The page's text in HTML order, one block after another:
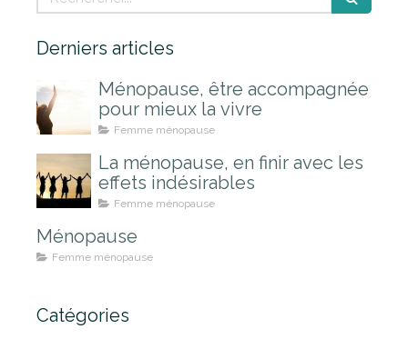
Derniers articles
Ménopause, être accompagnée
pour mieux la vivre
Femme ménopause
La ménopause, en finir avec les
effets indésirables
Femme ménopause
Ménopause
Femme ménopause
Catégories